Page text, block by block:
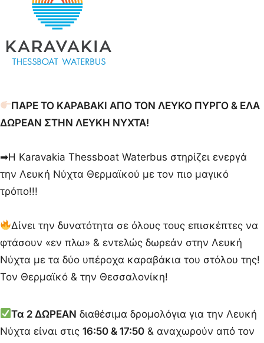
ΠΑΡΕ ΤΟ ΚΑΡΑΒΑΚΙ ΑΠΟ ΤΟΝ ΛΕΥΚΟ ΠΥΡΓΟ & ΕΛΑ
ΔΩΡΕΑΝ ΣΤΗΝ ΛΕΥΚΗ ΝΥΧΤΑ!
➡H Karavakia Thessboat Waterbus στηρίζει ενεργά
την Λευκή Νύχτα Θερμαϊκού με τον πιο μαγικό
τρόπο!!!
Δίνει την δυνατότητα σε όλους τους επισκέπτες να
φτάσουν «εν πλω» & εντελώς δωρεάν στην Λευκή
Νύχτα με τα δύο υπέροχα καραβάκια του στόλου της!
Τον Θερμαϊκό & την Θεσσαλονίκη!
Τα 2 ΔΩΡΕΑΝ διαθέσιμα δρομολόγια για την Λευκή
Νύχτα είναι στις 16:50 & 17:50 & αναχωρούν από τον